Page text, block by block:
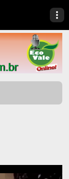
Alypyo Martins -